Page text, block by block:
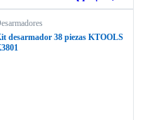
desarmador 38 piezas KTOOLS